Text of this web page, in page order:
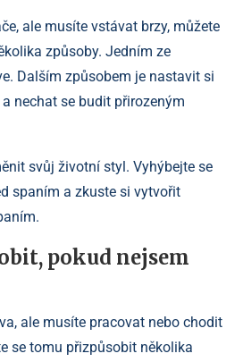
ale musíte vstávat brzy, můžete
způsoby. Jedním ze
Dalším způsobem je nastavit si
nechat se budit přirozeným
svůj životní styl. Vyhýbejte se
spaním a zkuste si vytvořit
pokud nejsem
ale musíte pracovat nebo chodit
se tomu přizpůsobit několika